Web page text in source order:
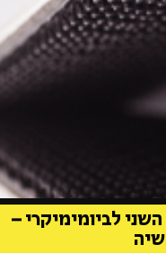
לביומימיקרי –